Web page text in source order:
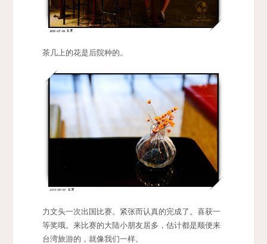
茶几上的花是后院种的。
力文头一次出国比赛。紧张而认真的完成了。喜获一
等奖哦。来比赛的大陆小朋友居多，估计都是顺便来
台湾旅游的，就像我们一样。